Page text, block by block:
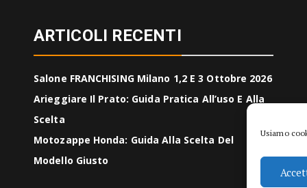
Usiamo
ARTICOLI RECENTI
Salone FRANCHISING Milano 1,2 E 3 Ottobre 2026
Arieggiare Il Prato: Guida Pratica All’uso E Alla
Scelta
Motozappe Honda: Guida Alla Scelta Del
Modello Giusto